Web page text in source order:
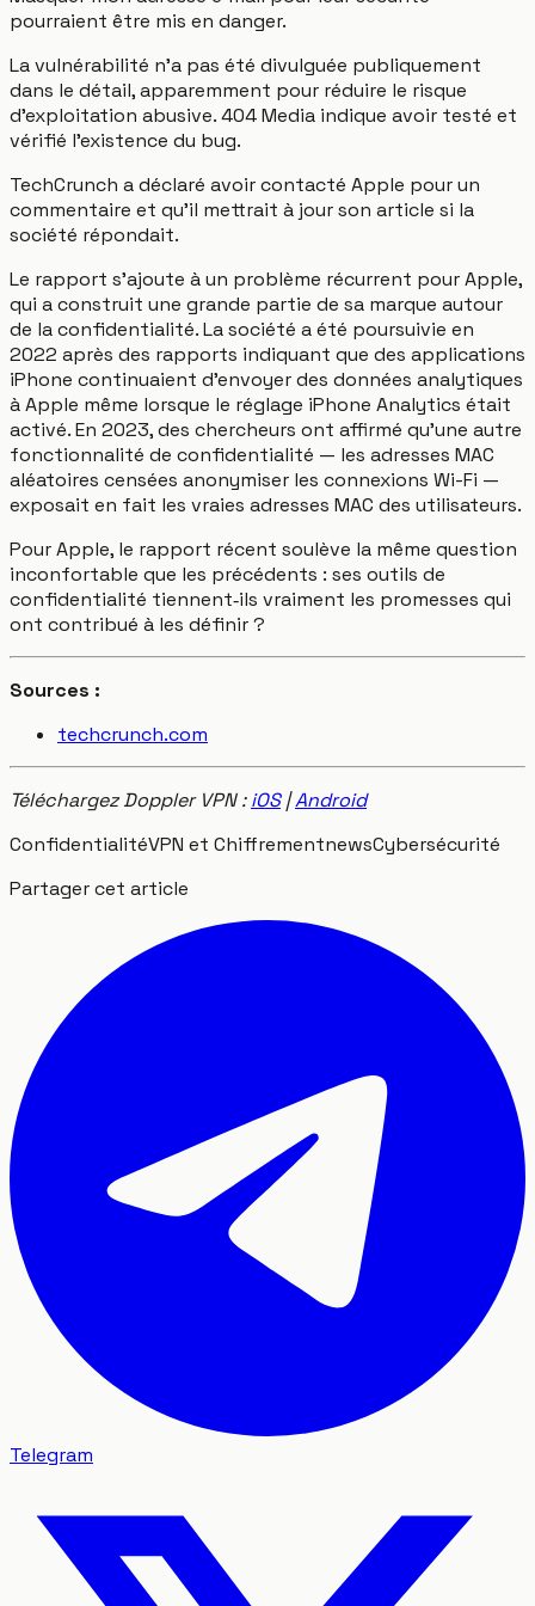
pourraient être mis en danger.
La vulnérabilité n'a pas été divulguée publiquement
dans le détail, apparemment pour réduire le risque
d'exploitation abusive. 404 Media indique avoir testé et
vérifié l'existence du bug.
TechCrunch a déclaré avoir contacté Apple pour un
commentaire et qu'il mettrait à jour son article si la
société répondait.
Le rapport s'ajoute à un problème récurrent pour Apple,
qui a construit une grande partie de sa marque autour
de la confidentialité. La société a été poursuivie en
2022 après des rapports indiquant que des applications
iPhone continuaient d'envoyer des données analytiques
à Apple même lorsque le réglage iPhone Analytics était
activé. En 2023, des chercheurs ont affirmé qu'une autre
fonctionnalité de confidentialité — les adresses MAC
aléatoires censées anonymiser les connexions Wi-Fi —
exposait en fait les vraies adresses MAC des utilisateurs.
Pour Apple, le rapport récent soulève la même question
inconfortable que les précédents : ses outils de
confidentialité tiennent‑ils vraiment les promesses qui
ont contribué à les définir ?
Sources :
techcrunch.com
Téléchargez Doppler VPN :iOS|Android
ConfidentialitéVPN et ChiffrementnewsCybersécurité
Partager cet article
Telegram